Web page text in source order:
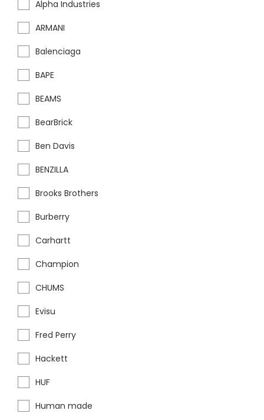
Alpha Industries
ARMANI
Balenciaga
BAPE
BEAMS
BearBrick
Ben Davis
BENZILLA
Brooks Brothers
Burberry
Carhartt
Champion
CHUMS
Evisu
Fred Perry
Hackett
HUF
Human made